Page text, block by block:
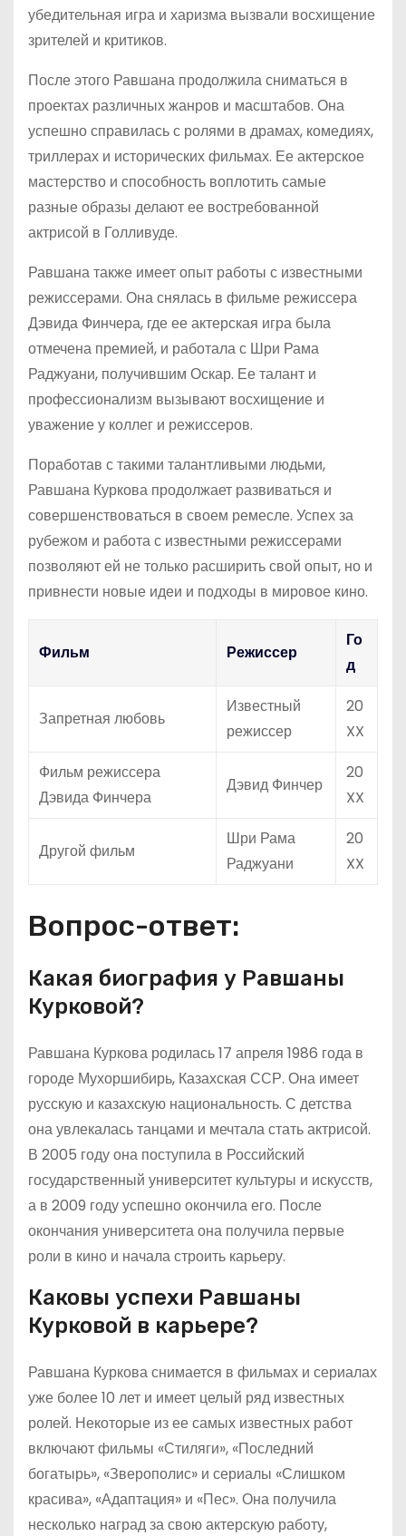
убедительная игра и харизма вызвали восхищение
зрителей и критиков.
После этого Равшана продолжила сниматься в
проектах различных жанров и масштабов. Она
успешно справилась с ролями в драмах, комедиях,
триллерах и исторических фильмах. Ее актерское
мастерство и способность воплотить самые
разные образы делают ее востребованной
актрисой в Голливуде.
Равшана также имеет опыт работы с известными
режиссерами. Она снялась в фильме режиссера
Дэвида Финчера, где ее актерская игра была
отмечена премией, и работала с Шри Рама
Раджуани, получившим Оскар. Ее талант и
профессионализм вызывают восхищение и
уважение у коллег и режиссеров.
Поработав с такими талантливыми людьми,
Равшана Куркова продолжает развиваться и
совершенствоваться в своем ремесле. Успех за
рубежом и работа с известными режиссерами
позволяют ей не только расширить свой опыт, но и
привнести новые идеи и подходы в мировое кино.
Фильм Режиссер
Го
д
Запретная любовь
Известный
режиссер
20
XX
Фильм режиссера
Дэвида Финчера
Дэвид Финчер
20
XX
Другой фильм
Шри Рама
Раджуани
20
XX
Вопрос-ответ:
Какая биография у Равшаны
Курковой?
Равшана Куркова родилась 17 апреля 1986 года в
городе Мухоршибирь, Казахская ССР. Она имеет
русскую и казахскую национальность. С детства
она увлекалась танцами и мечтала стать актрисой.
В 2005 году она поступила в Российский
государственный университет культуры и искусств,
а в 2009 году успешно окончила его. После
окончания университета она получила первые
роли в кино и начала строить карьеру.
Каковы успехи Равшаны
Курковой в карьере?
Равшана Куркова снимается в фильмах и сериалах
уже более 10 лет и имеет целый ряд известных
ролей. Некоторые из ее самых известных работ
включают фильмы «Стиляги», «Последний
богатырь», «Зверополис» и сериалы «Слишком
красива», «Адаптация» и «Пес». Она получила
несколько наград за свою актерскую работу,